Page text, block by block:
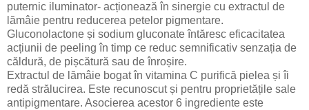
puternic iluminator- acționează în sinergie cu extractul de
lămâie pentru reducerea petelor pigmentare.
Gluconolactone și sodium gluconate întăresc eficacitatea
acțiunii de peeling în timp ce reduc semnificativ senzația de
căldură, de pișcătură sau de înroșire.
Extractul de lămâie bogat în vitamina C purifică pielea și îi
redă strălucirea. Este recunoscut și pentru proprietățile sale
antipigmentare. Asocierea acestor 6 ingrediente este